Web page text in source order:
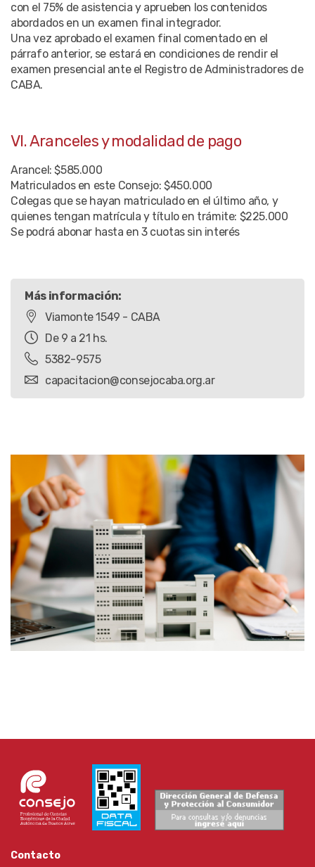
con el 75% de asistencia y aprueben los contenidos
abordados en un examen final integrador.
Una vez aprobado el examen final comentado en el
párrafo anterior, se estará en condiciones de rendir el
examen presencial ante el Registro de Administradores de
CABA.
VI. Aranceles y modalidad de pago
Arancel: $585.000
Matriculados en este Consejo: $450.000
Colegas que se hayan matriculado en el último año, y
quienes tengan matrícula y título en trámite: $225.000
Se podrá abonar hasta en 3 cuotas sin interés
Más información:
Viamonte 1549 - CABA
De 9 a 21 hs.
5382-9575
capacitacion@consejocaba.org.ar
Contacto